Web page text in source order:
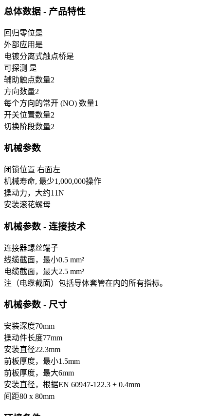
总体数据 - 产品特性
回归零位是
外部应用 是
电镀分离式触点桥是
可探测 是
辅助触点数量2
方向数量2
每个方向的常开 (NO) 数量1
开关位置数量2
切换阶段数量2
机械参数
闭锁位置 右面左
机械寿命, 最少1,000,000操作
操动力，大约11N
安装滚花螺母
机械参数 - 连接技术
连接器螺丝端子
线缆截面，最小0.5 mm²
电缆截面，最大2.5 mm²
注（电缆截面） 包括导体套管在内的所有指标。
机械参数 - 尺寸
安装深度70mm
操动件长度77mm
安装直径22.3mm
前板厚度，最小1.5mm
前板厚度，最大6mm
安装直径，根据EN 60947-1 22.3 + 0.4mm
间距80 x 80mm